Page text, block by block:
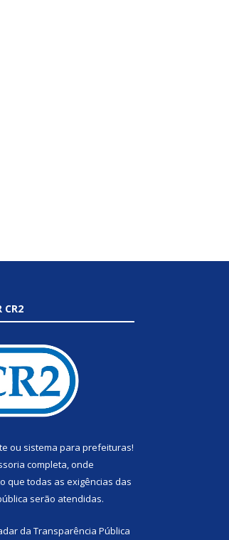
CR2
ou sistema para prefeituras!
completa, onde
que todas as exigências das
serão atendidas.
da Transparência Pública